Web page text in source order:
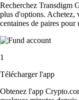
Recherchez Transdigm
plus d'options. Achetez,
centaines de paires
1
Télécharger l'app
Obtenez l'app